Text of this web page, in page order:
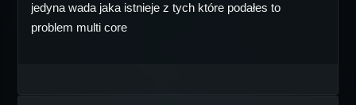
jedyna wada jaka istnieje z tych które podałes to
problem multi core